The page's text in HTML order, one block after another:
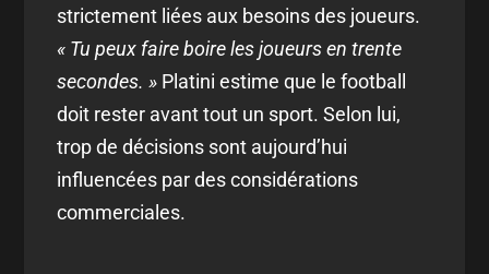
strictement liées aux besoins des joueurs.
« Tu peux faire boire les joueurs en trente
secondes. » Platini estime que le football
doit rester avant tout un sport. Selon lui,
trop de décisions sont aujourd’hui
influencées par des considérations
commerciales.